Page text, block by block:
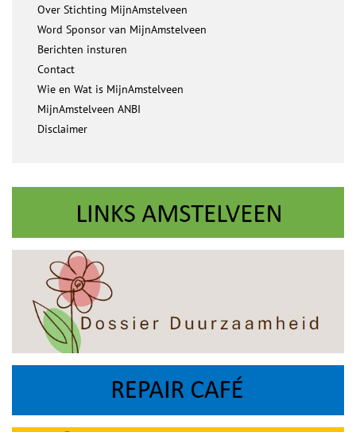
Over Stichting MijnAmstelveen
Word Sponsor van MijnAmstelveen
Berichten insturen
Contact
Wie en Wat is MijnAmstelveen
MijnAmstelveen ANBI
Disclaimer